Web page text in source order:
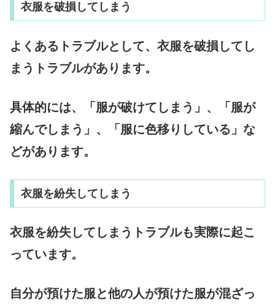
衣服を破損してしまう
よくあるトラブルとして、衣服を破損してし
まうトラブルがあります。
具体的には、「服が破けてしまう」、「服が
縮んでしまう」、「服に色移りしている」な
どがあります。
衣服を紛失してしまう
衣服を紛失してしまうトラブルも実際に起こ
っています。
自分が預けた服と他の人が預けた服が混ざっ